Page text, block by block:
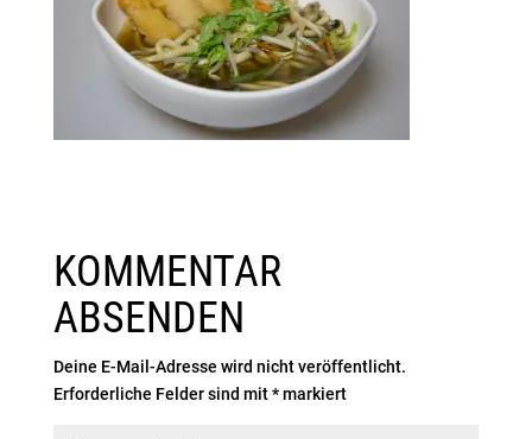
KOMMENTAR
ABSENDEN
Deine E-Mail-Adresse wird nicht veröffentlicht.
Erforderliche Felder sind mit*markiert